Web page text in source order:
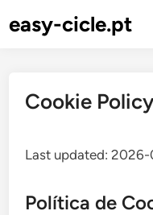
toeasy-cicle.pt
Cookie
Last updated: 2026-
Política de